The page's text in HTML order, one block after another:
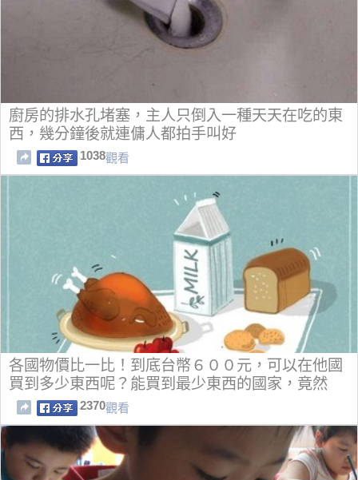
廚房的排水孔堵塞，主人只倒入一種天天在吃的東
西，幾分鐘後就連傭人都拍手叫好
1038觀看
各國物價比一比！到底台幣６００元，可以在他國
買到多少東西呢？能買到最少東西的國家，竟然
是...
2370觀看